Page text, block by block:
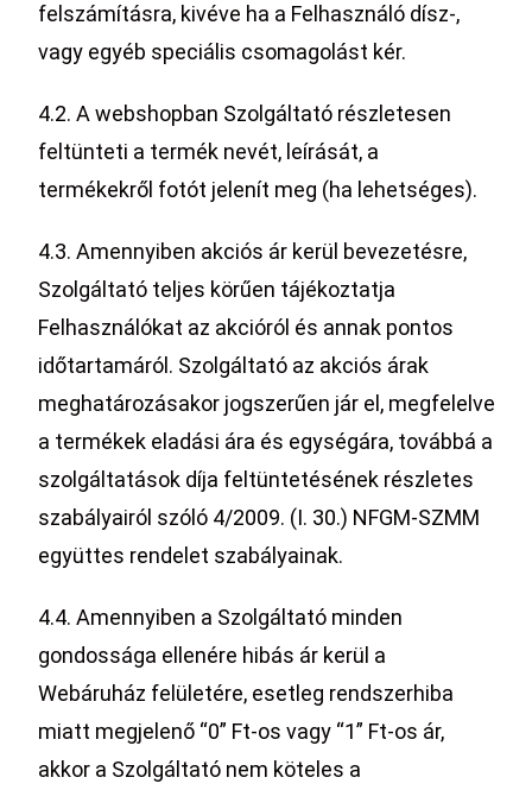
felszámításra, kivéve ha a Felhasználó dísz-,
vagy egyéb speciális csomagolást kér.
4.2. A webshopban Szolgáltató részletesen
feltünteti a termék nevét, leírását, a
termékekről fotót jelenít meg (ha lehetséges).
4.3. Amennyiben akciós ár kerül bevezetésre,
Szolgáltató teljes körűen tájékoztatja
Felhasználókat az akcióról és annak pontos
időtartamáról. Szolgáltató az akciós árak
meghatározásakor jogszerűen jár el, megfelelve
a termékek eladási ára és egységára, továbbá a
szolgáltatások díja feltüntetésének részletes
szabályairól szóló 4/2009. (I. 30.) NFGM-SZMM
együttes rendelet szabályainak.
4.4. Amennyiben a Szolgáltató minden
gondossága ellenére hibás ár kerül a
Webáruház felületére, esetleg rendszerhiba
miatt megjelenő “0” Ft-os vagy “1” Ft-os ár,
akkor a Szolgáltató nem köteles a